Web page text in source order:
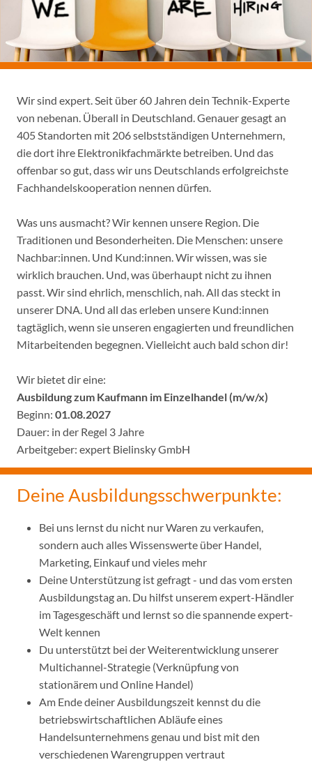
Wir sind expert. Seit über 60 Jahren dein Technik-Experte
von nebenan. Überall in Deutschland. Genauer gesagt an
405 Standorten mit 206 selbstständigen Unternehmern,
die dort ihre Elektronikfachmärkte betreiben. Und das
offenbar so gut, dass wir uns Deutschlands erfolgreichste
Fachhandelskooperation nennen dürfen.
Was uns ausmacht? Wir kennen unsere Region. Die
Traditionen und Besonderheiten. Die Menschen: unsere
Nachbar:innen. Und Kund:innen. Wir wissen, was sie
wirklich brauchen. Und, was überhaupt nicht zu ihnen
passt. Wir sind ehrlich, menschlich, nah. All das steckt in
unserer DNA. Und all das erleben unsere Kund:innen
tagtäglich, wenn sie unseren engagierten und freundlichen
Mitarbeitenden begegnen. Vielleicht auch bald schon dir!
Wir bietet dir eine:
Ausbildung zum Kaufmann im Einzelhandel (m/w/x)
Beginn: 01.08.2027
Dauer: in der Regel 3 Jahre
Arbeitgeber: expert Bielinsky GmbH
Deine Ausbildungsschwerpunkte:
Bei uns lernst du nicht nur Waren zu verkaufen,
sondern auch alles Wissenswerte über Handel,
Marketing, Einkauf und vieles mehr
Deine Unterstützung ist gefragt - und das vom ersten
Ausbildungstag an. Du hilfst unserem expert-Händler
im Tagesgeschäft und lernst so die spannende expert-
Welt kennen
Du unterstützt bei der Weiterentwicklung unserer
Multichannel-Strategie (Verknüpfung von
stationärem und Online Handel)
Am Ende deiner Ausbildungszeit kennst du die
betriebswirtschaftlichen Abläufe eines
Handelsunternehmens genau und bist mit den
verschiedenen Warengruppen vertraut